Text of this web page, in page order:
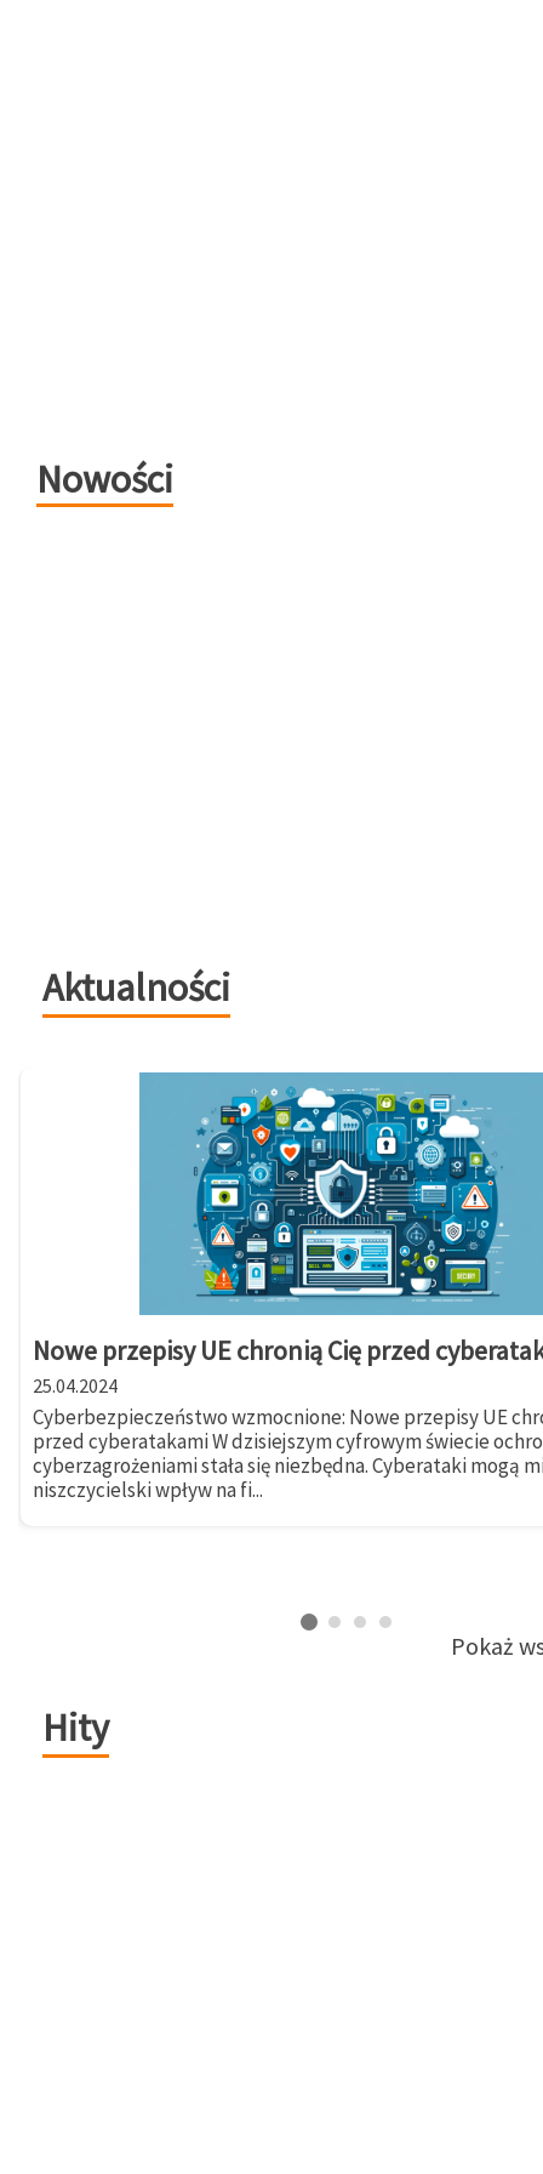
Nowości
Aktualności
Nowe przepisy UE chronią Cię przed
25.04.2024
Cyberbezpieczeństwo wzmocnione: Nowe przepisy UE
przed cyberatakami W dzisiejszym cyfrowym świecie
cyberzagrożeniami stała się niezbędna. Cyberataki mogą
niszczycielski wpływ na fi...
Pokaż
Hity